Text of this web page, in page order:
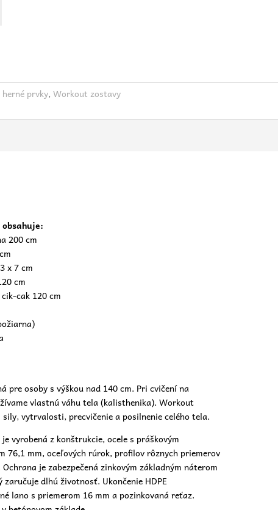
herné prvky,Workout zostavy
200 cm
x 7 cm
cm
cak 120 cm
pre osoby s výškou nad 140 cm. Pri cvičení na
vlastnú váhu tela (kalisthenika). Workout
vytrvalosti, precvičenie a posilnenie celého tela.
je vyrobená z konštrukcie, ocele s práškovým
76,1 mm, oceľových rúrok, profilov rôznych priemerov
je zabezpečená zinkovým základným náterom
dlhú životnosť. Ukončenie HDPE
lano s priemerom 16 mm a pozinkovaná reťaz.